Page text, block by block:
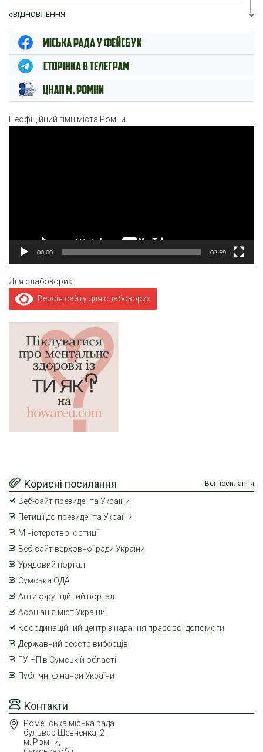
єВІДНОВЛЕННЯ
ЦНАП м. Ромни
Неофіційний гімн міста Ромни
00:00 02:59
Для слабозорих
Версія сайту для слабозорих
Контакти
Роменська міська рада
бульвар Шевченка, 2
м. Ромни,
Корисні посилання Всі посилання
Веб-сайт президента України
Петиції до президента України
Міністерство юстиції
Веб-сайт верховної ради України
Урядовий портал
Сумська ОДА
Антикорупційний портал
Асоціація міст України
Координаційний центр з надання правової допомоги
Державний реєстр виборців
ГУ НП в Сумській області
Публічні фінанси України